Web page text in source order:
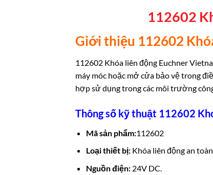
112602
Giới thiệu 112602
112602 Khóa liên động Euchner
máy móc hoặc mở cửa bảo vệ trong
hợp sử dụng trong các môi trường
Thông số kỹ thuật 112602
Mã sản phẩm:112602
Loại thiết bị:Khóa liên động an
Nguồn điện:24V DC.